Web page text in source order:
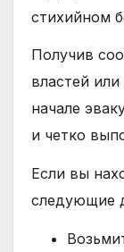
стихийном
Получив
властей
начале
и четко
Если вы
следующие